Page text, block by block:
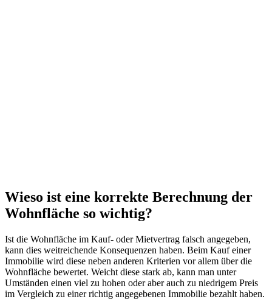
Wieso ist eine korrekte Berechnung der
Wohnfläche so wichtig?
Ist die Wohnfläche im Kauf- oder Mietvertrag falsch angegeben,
kann dies weitreichende Konsequenzen haben. Beim Kauf einer
Immobilie wird diese neben anderen Kriterien vor allem über die
Wohnfläche bewertet. Weicht diese stark ab, kann man unter
Umständen einen viel zu hohen oder aber auch zu niedrigem Preis
im Vergleich zu einer richtig angegebenen Immobilie bezahlt haben.